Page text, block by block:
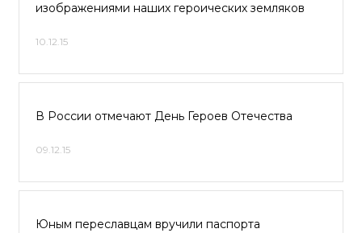
изображениями наших героических земляков
10.12.15
В России отмечают День Героев Отечества
09.12.15
Юным переславцам вручили паспорта